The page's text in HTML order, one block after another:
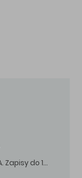
Trwa skup akcji spółki Wikana SA. Zapisy do 14.08.2026 r. do godz. 16.00.